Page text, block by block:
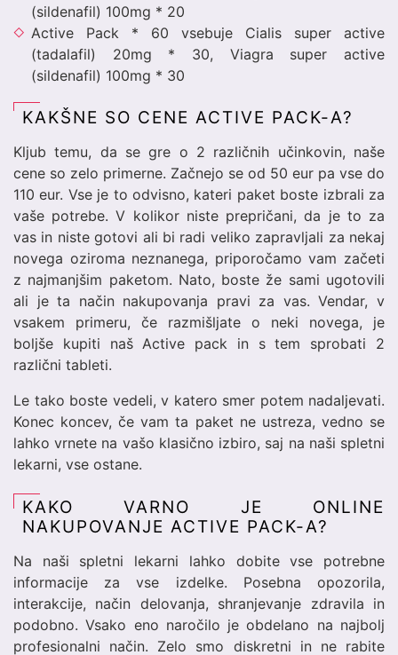
(sildenafil) 100mg * 20
Active Pack * 60 vsebuje Cialis super active
(tadalafil) 20mg * 30, Viagra super active
(sildenafil) 100mg * 30
KAKŠNE SO CENE ACTIVE PACK-A?
Kljub temu, da se gre o 2 različnih učinkovin, naše
cene so zelo primerne. Začnejo se od 50 eur pa vse do
110 eur. Vse je to odvisno, kateri paket boste izbrali za
vaše potrebe. V kolikor niste prepričani, da je to za
vas in niste gotovi ali bi radi veliko zapravljali za nekaj
novega oziroma neznanega, priporočamo vam začeti
z najmanjšim paketom. Nato, boste že sami ugotovili
ali je ta način nakupovanja pravi za vas. Vendar, v
vsakem primeru, če razmišljate o neki novega, je
boljše kupiti naš Active pack in s tem sprobati 2
različni tableti.
Le tako boste vedeli, v katero smer potem nadaljevati.
Konec koncev, če vam ta paket ne ustreza, vedno se
lahko vrnete na vašo klasično izbiro, saj na naši spletni
lekarni, vse ostane.
KAKO VARNO JE ONLINE
NAKUPOVANJE ACTIVE PACK-A?
Na naši spletni lekarni lahko dobite vse potrebne
informacije za vse izdelke. Posebna opozorila,
interakcije, način delovanja, shranjevanje zdravila in
podobno. Vsako eno naročilo je obdelano na najbolj
profesionalni način. Zelo smo diskretni in ne rabite